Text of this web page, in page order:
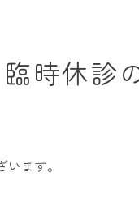
臨時休診
ます。